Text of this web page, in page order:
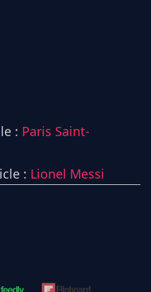
: Paris Saint-
: Lionel Messi